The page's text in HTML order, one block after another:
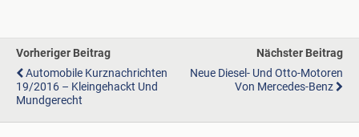
Vorheriger Beitrag
Automobile Kurznachrichten
19/2016 – Kleingehackt Und
Mundgerecht
Nächster Beitrag
Neue Diesel- Und Otto-Motoren
Von Mercedes-Benz